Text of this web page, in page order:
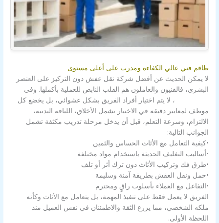
طاقم فني عالي الكفاءة ومدرب على أعلى مستوى
لا يمكن الحديث عن أفضل شركة نقل عفش دون التركيز على العنصر
البشري، فالفنيون والعاملون هم القلب النابض للعملية بأكملها. وفي
، لا يتم اختيار أفراد الفريق بشكل عشوائي، بل يخضع كل
موظف لمعايير دقيقة في الاختيار تشمل الأخلاق، اللياقة البدنية،
الالتزام، وسرعة التعلم، قبل أن يدخل مرحلة تدريب مكثفة تشمل
الجوانب التالية:
•كيفية التعامل مع الأثاث الحساس والثمين
•أساليب التغليف الحديثة باستخدام مواد مختلفة
•طرق فك وتركيب الأثاث دون ترك أثر أو تلف
•حمل ونقل العفش بطريقة آمنة وسليمة
•التفاعل مع العملاء بأسلوب راقٍ ومحترم
الفريق لا يعمل فقط على تنفيذ المهمة، بل يتعامل مع الأثاث وكأنه
ملكه الشخصي، مما يزرع الثقة والاطمئنان في نفس العميل منذ
اللحظة الأولى.